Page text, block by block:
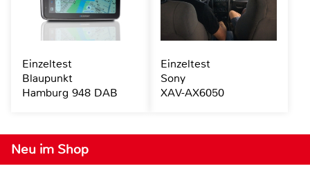
Neu im Shop
Einzeltest
Blaupunkt
Hamburg 948 DAB
Einzeltest
Sony
XAV-AX6050